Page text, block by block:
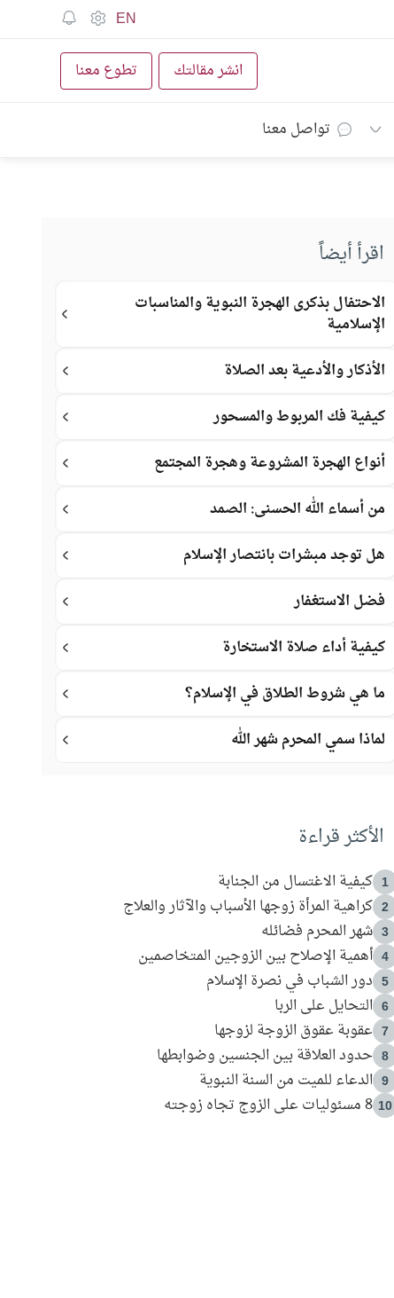
EN
انشر مقالتك تطوع معنا
تواصل معنا
اقرأ أيضاً
الاحتفال بذكرى الهجرة النبوية والمناسبات
الإسلامية
الأذكار والأدعية بعد الصلاة
كيفية فك المربوط والمسحور
أنواع الهجرة المشروعة وهجرة المجتمع
من أسماء الله الحسنى: الصمد
هل توجد مبشرات بانتصار الإسلام
فضل الاستغفار
كيفية أداء صلاة الاستخارة
ما هي شروط الطلاق في الإسلام؟
لماذا سمي المحرم شهر الله
الأكثر قراءة
1 كيفية الاغتسال من الجنابة
2 كراهية المرأة زوجها الأسباب والآثار والعلاج
3 شهر المحرم فضائله
4 أهمية الإصلاح بين الزوجين المتخاصمين
5 دور الشباب في نصرة الإسلام
6 التحايل على الربا
7 عقوبة عقوق الزوجة لزوجها
8 حدود العلاقة بين الجنسين وضوابطها
9 الدعاء للميت من السنة النبوية
10 8 مسئوليات على الزوج تجاه زوجته